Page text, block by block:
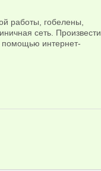
работы, гобелены,
сеть. Произвести
помощью интернет-